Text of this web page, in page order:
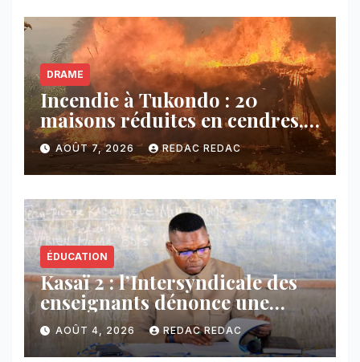
DRAME
Incendie à Tukondo : 20
maisons réduites en cendres,
plusieurs familles sans abri
AOÛT 7, 2026 REDAC REDAC
ÉDUCATION
Kasaï 2 : l’Intersyndicale des
enseignants dénonce une
contribution financière
imposée aux écoles de la
AOÛT 4, 2026 REDAC REDAC